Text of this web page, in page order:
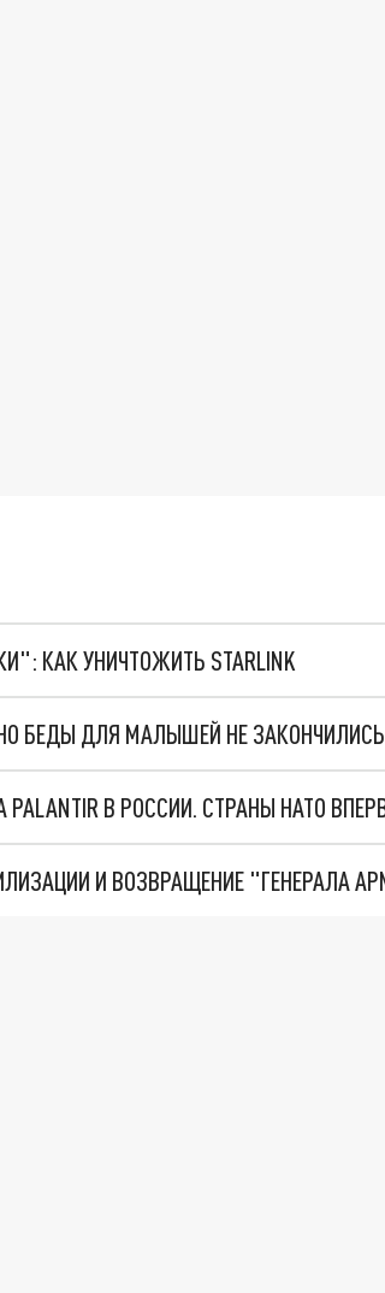
КАК УНИЧТОЖИТЬ STARLINK
БЕДЫ ДЛЯ МАЛЫШЕЙ НЕ ЗАКОНЧИЛИСЬ